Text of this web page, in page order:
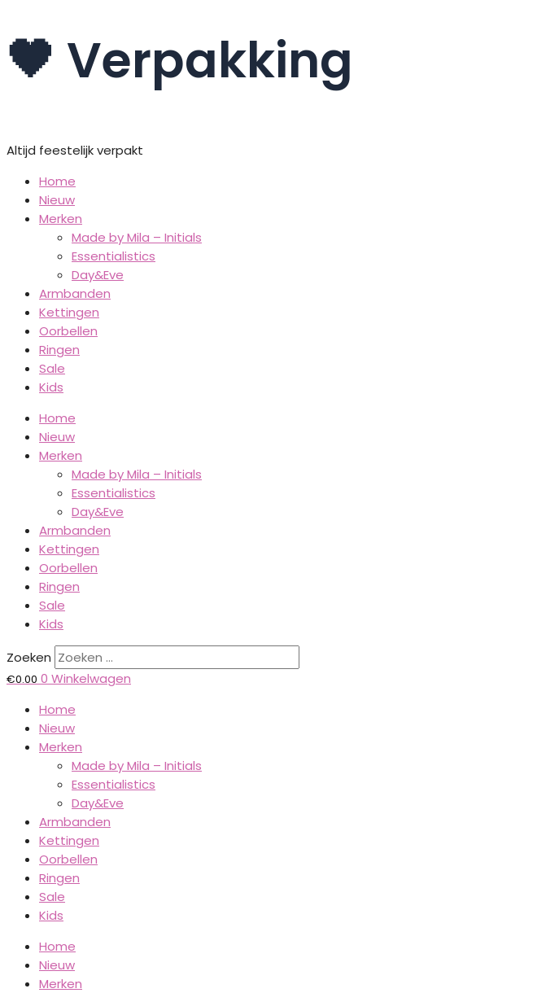
🖤 Verpakking
Altijd feestelijk verpakt
Home
Nieuw
Merken
Made by Mila – Initials
Essentialistics
Day&Eve
Armbanden
Kettingen
Oorbellen
Ringen
Sale
Kids
Home
Nieuw
Merken
Made by Mila – Initials
Essentialistics
Day&Eve
Armbanden
Kettingen
Oorbellen
Ringen
Sale
Kids
Zoeken
€0.00 0 Winkelwagen
Home
Nieuw
Merken
Made by Mila – Initials
Essentialistics
Day&Eve
Armbanden
Kettingen
Oorbellen
Ringen
Sale
Kids
Home
Nieuw
Merken